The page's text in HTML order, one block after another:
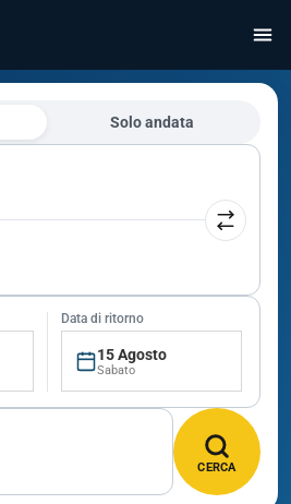
Solo andata
Data di ritorno
15 Agosto
Sabato
CERCA